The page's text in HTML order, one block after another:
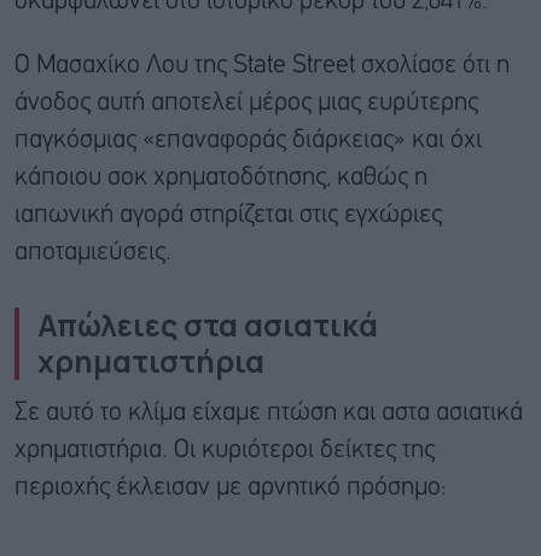
Ο Μασαχίκο Λου της State Street σχολίασε ότι η
άνοδος αυτή αποτελεί μέρος μιας ευρύτερης
παγκόσμιας «επαναφοράς διάρκειας» και όχι
κάποιου σοκ χρηματοδότησης, καθώς η
ιαπωνική αγορά στηρίζεται στις εγχώριες
αποταμιεύσεις.
Απώλειες στα ασιατικά
χρηματιστήρια
Σε αυτό το κλίμα είχαμε πτώση και αστα ασιατικά
χρηματιστήρια. Οι κυριότεροι δείκτες της
περιοχής έκλεισαν με αρνητικό πρόσημο: